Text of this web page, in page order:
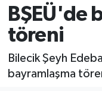
BŞEÜ'de
töreni
Bilecik Şeyh
bayramlaşma
Rize
Bilim Teknoloji
Bölge
Süper Lig
Tüm Manşetler
Son Dakika